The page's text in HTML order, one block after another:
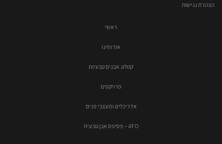
הצהרת נגישות
ראשי
אודותינו
קטלוג אבנים טבעיות
פרויקטים
אדריכלים ומעצבי פנים
ATO – פסיפס אבן טבעית